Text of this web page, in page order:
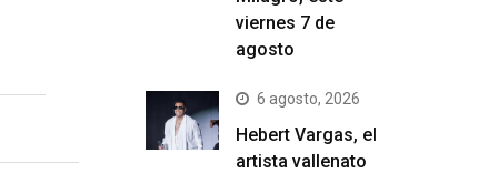
viernes 7 de
agosto
6 agosto, 2026
Hebert Vargas, el
artista vallenato